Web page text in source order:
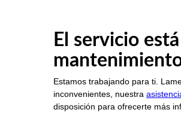
El servicio
Estamos trabajando para ti.
inconvenientes, nuestra
disposición para ofrecerte más